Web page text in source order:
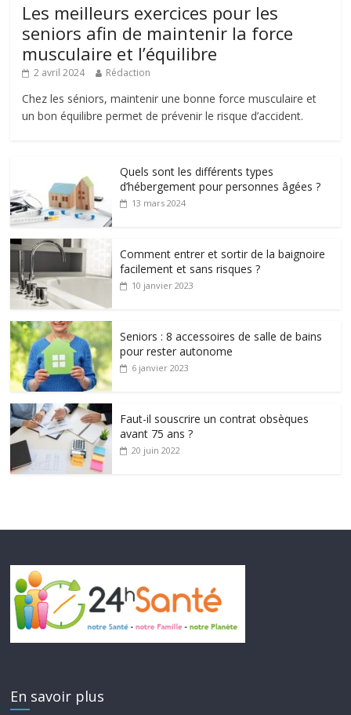
Les meilleurs exercices pour les
seniors afin de maintenir la force
musculaire et l’équilibre
2 avril 2024 Rédaction
Chez les séniors, maintenir une bonne force musculaire et
un bon équilibre permet de prévenir le risque d’accident.
Quels sont les différents types
d’hébergement pour personnes âgées ?
13 mars 2024
Comment entrer et sortir de la baignoire
facilement et sans risques ?
10 janvier 2023
Seniors : 8 accessoires de salle de bains
pour rester autonome
6 janvier 2023
Faut-il souscrire un contrat obsèques
avant 75 ans ?
20 juin 2022
En savoir plus